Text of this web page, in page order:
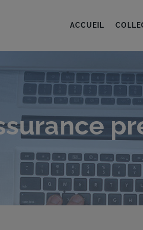
ACCUEIL